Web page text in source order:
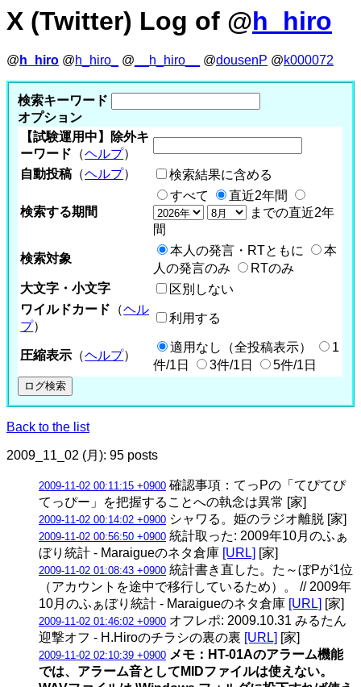
X (Twitter) Log of @h_hiro
@ h_hiro @h_hiro_ @ __h_hiro__ @dousenP @k000072
検索キーワード
オプション
【試験運用中】除外キ
ーワード （ヘルプ）
自動投稿 （ヘルプ） 検索結果に含める
検索する期間
すべて
直近2年間
までの直近2年
間
検索対象
本人の発言・RTともに
本
人の発言のみ
RTのみ
大文字・小文字
区別しない
ワイルドカード （ヘル
プ）
利用する
圧縮表示 （ヘルプ）
適用なし（全投稿表示）
1
件/1日
3件/1日 5件/1日
Back to the list
2009_11_02 (月): 95 posts
2009-11-02 00:11:15 +0900 確認事項：てっPの「てぴてぴ
てっぴー」を把握することへの執念は異常 [家]
2009-11-02 00:14:02 +0900 シャワる。姫のラジオ離脱 [家]
2009-11-02 00:56:50 +0900 統計取った: 2009年10月のふぁ
ぼり統計 - Maraigueのネタ倉庫 [URL] [家]
2009-11-02 01:08:43 +0900 統計書き直した。た～ぼPが1位
（アカウントを途中で移行しているため）。 // 2009年
10月のふぁぼり統計 - Maraigueのネタ倉庫 [URL] [家]
2009-11-02 01:46:02 +0900 オフレポ: 2009.10.31 みるたん
迎撃オフ - H.Hiroのチラシの裏の裏 [URL] [家]
2009-11-02 02:10:39 +0900 メモ：HT-01Aのアラーム機能
では、アラーム音としてMIDファイルは使えない。